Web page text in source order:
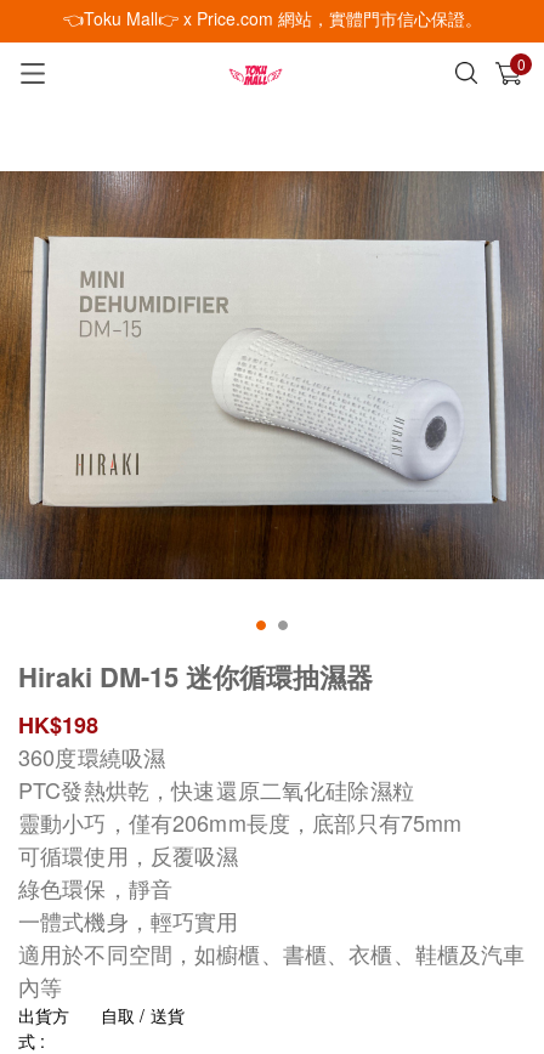
👈Toku Mall👉 x Price.com 網站，實體門市信心保證。
0
已加入購物車 查看
Hiraki DM-15 迷你循環抽濕器
HK$198
360度環繞吸濕
PTC發熱烘乾，快速還原二氧化硅除濕粒
靈動小巧，僅有206mm長度，底部只有75mm
可循環使用，反覆吸濕
綠色環保，靜音
一體式機身，輕巧實用
適用於不同空間，如櫥櫃、書櫃、衣櫃、鞋櫃及汽車
內等
出貨方
式 :
自取 / 送貨